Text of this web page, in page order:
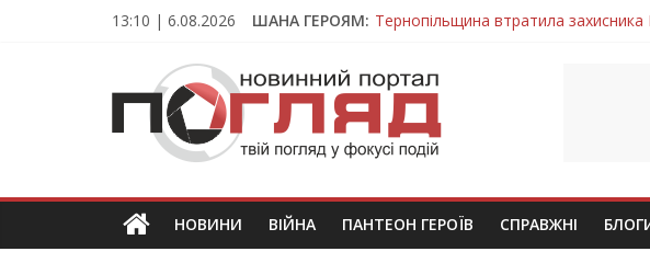
13:10 | 6.08.2026 ШАНА ГЕРОЯМ: Тернопільщина втратила
Тернопільщина в скорботі: на щиті
Під час виконання бойового
На війні загинув молодий
ПОГЛЯД
Новини
Тернополя.
новини
та
НОВИНИ ВІЙНА ПАНТЕОН ГЕРОЇВ СПРАВЖНІ